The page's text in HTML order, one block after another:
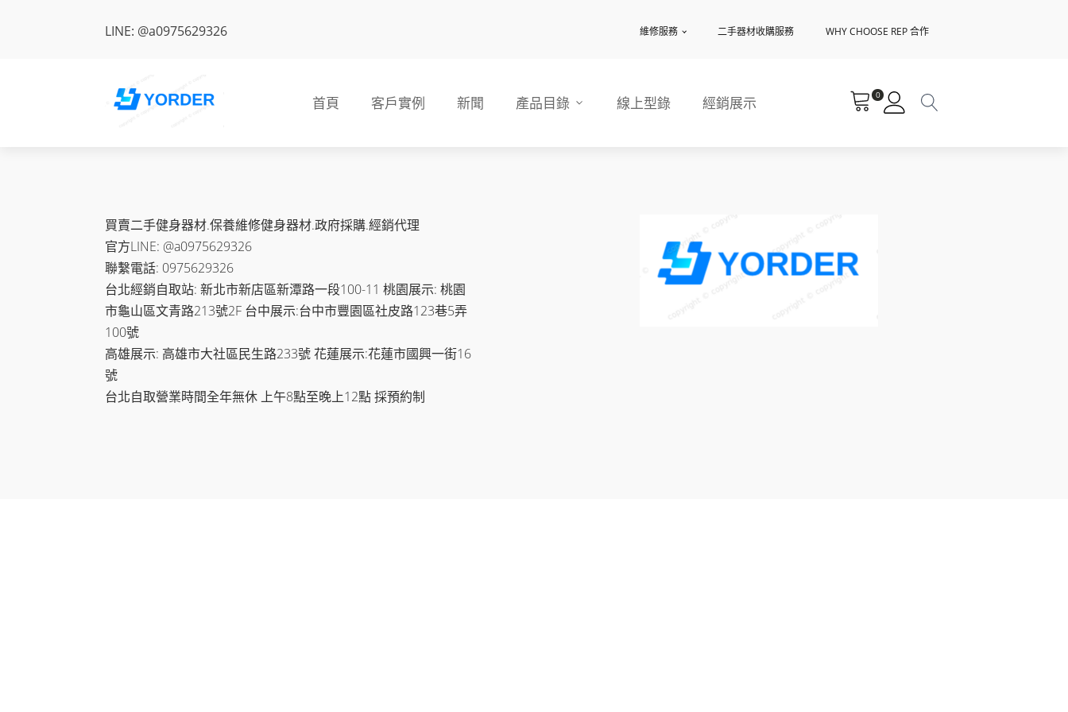
LINE: @a0975629326 維修服務 二手器材收購服務 WHY CHOOSE REP 合作
首頁 客戶實例 新聞 產品目錄 線上型錄 經銷展示 0
買賣二手健身器材.保養維修健身器材.政府採購.經銷代理
官方LINE: @a0975629326
聯繫電話: 0975629326
台北經銷自取站: 新北市新店區新潭路一段100-11 桃園展示: 桃園
市龜山區文青路213號2F 台中展示:台中市豐園區社皮路123巷5弄
100號
高雄展示: 高雄市大社區民生路233號 花蓮展示:花蓮市國興一街16
號
台北自取營業時間全年無休 上午8點至晚上12點 採預約制